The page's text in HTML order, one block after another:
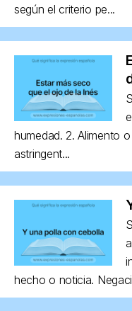
según el criterio pe...
humedad. 2. Alimento
astringent...
hecho o noticia.